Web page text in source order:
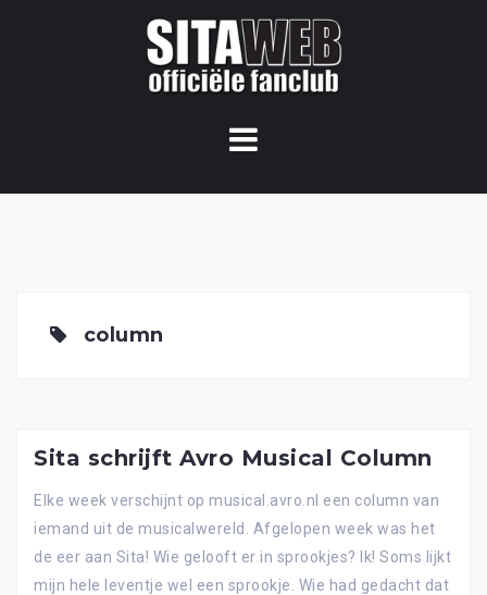
column
Sita schrijft Avro Musical Column
Elke week verschijnt op musical.avro.nl een column van
iemand uit de musicalwereld. Afgelopen week was het
de eer aan Sita! Wie gelooft er in sprookjes? Ik! Soms lijkt
mijn hele leventje wel een sprookje. Wie had gedacht dat